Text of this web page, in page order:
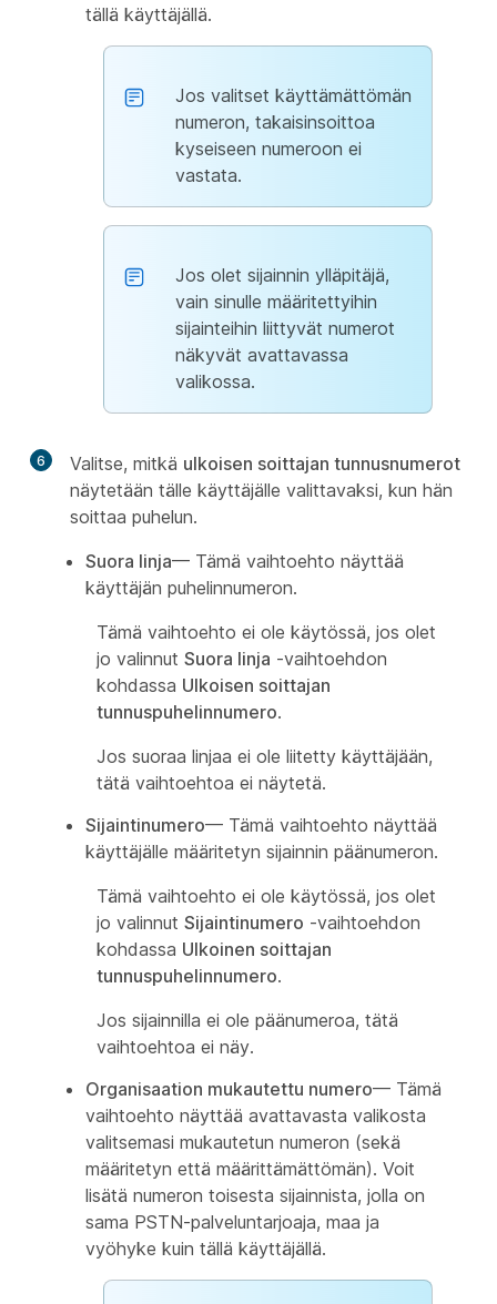
tällä käyttäjällä.
Jos valitset käyttämättömän
numeron, takaisinsoittoa
kyseiseen numeroon ei
vastata.
Jos olet sijainnin ylläpitäjä,
vain sinulle määritettyihin
sijainteihin liittyvät numerot
näkyvät avattavassa
valikossa.
6 Valitse, mitkä ulkoisen soittajan tunnusnumerot
näytetään tälle käyttäjälle valittavaksi, kun hän
soittaa puhelun.
Suora linja— Tämä vaihtoehto näyttää
käyttäjän puhelinnumeron.
Tämä vaihtoehto ei ole käytössä, jos olet
jo valinnut Suora linja -vaihtoehdon
kohdassa Ulkoisen soittajan
tunnuspuhelinnumero.
Jos suoraa linjaa ei ole liitetty käyttäjään,
tätä vaihtoehtoa ei näytetä.
Sijaintinumero— Tämä vaihtoehto näyttää
käyttäjälle määritetyn sijainnin päänumeron.
Tämä vaihtoehto ei ole käytössä, jos olet
jo valinnut Sijaintinumero -vaihtoehdon
kohdassa Ulkoinen soittajan
tunnuspuhelinnumero.
Jos sijainnilla ei ole päänumeroa, tätä
vaihtoehtoa ei näy.
Organisaation mukautettu numero— Tämä
vaihtoehto näyttää avattavasta valikosta
valitsemasi mukautetun numeron (sekä
määritetyn että määrittämättömän). Voit
lisätä numeron toisesta sijainnista, jolla on
sama PSTN-palveluntarjoaja, maa ja
vyöhyke kuin tällä käyttäjällä.